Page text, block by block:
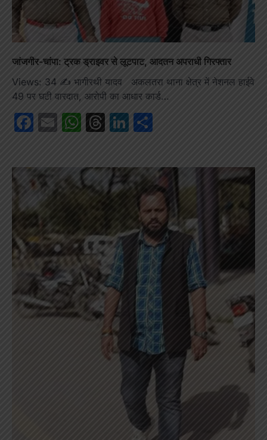
जांजगीर-चांपा: ट्रक ड्राइवर से लूटपाट, आदतन अपराधी गिरफ्तार
Views: 34 ✍️ भागीरथी यादव अकलतरा थाना क्षेत्र में नेशनल हाईवे
49 पर घटी वारदात, आरोपी का आधार कार्ड…
Facebook
EmailWhatsApp
Threads
LinkedIn